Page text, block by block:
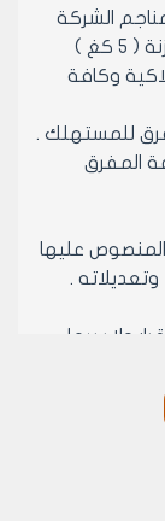
الشركة
العامة لفوسفات والمناجم والمعبأ بأكياس زنة ( 5 كغ )
وكافة
المفرق
عليها
ولا سيما
من تاريخ